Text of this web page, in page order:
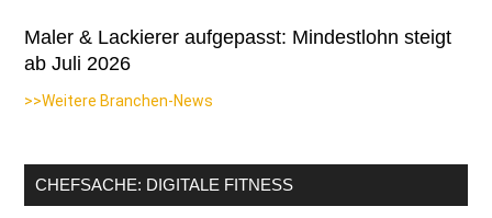
Maler & Lackierer aufgepasst: Mindestlohn steigt
ab Juli 2026
>>Weitere Branchen-News
CHEFSACHE: DIGITALE FITNESS